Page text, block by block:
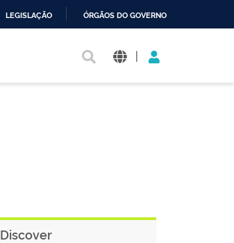
LEGISLAÇÃO ÓRGÃOS DO GOVERNO
|
Discover